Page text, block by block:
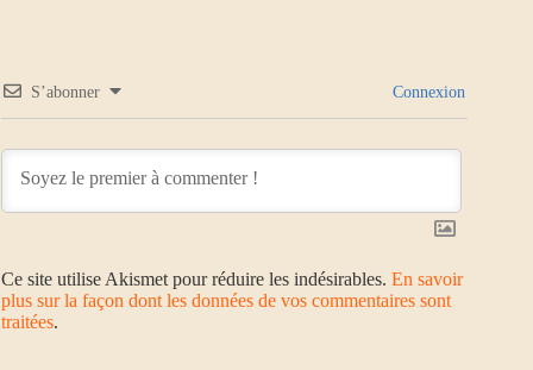
S’abonner Connexion
Ce site utilise Akismet pour réduire les indésirables. En savoir
plus sur la façon dont les données de vos commentaires sont
traitées.